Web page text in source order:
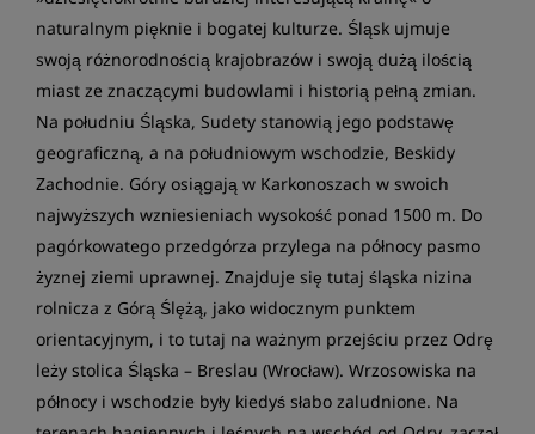
naturalnym pięknie i bogatej kulturze. Śląsk ujmuje
swoją różnorodnością krajobrazów i swoją dużą ilością
miast ze znaczącymi budowlami i historią pełną zmian.
Na południu Śląska, Sudety stanowią jego podstawę
geograficzną, a na południowym wschodzie, Beskidy
Zachodnie. Góry osiągają w Karkonoszach w swoich
najwyższych wzniesieniach wysokość ponad 1500 m. Do
pagórkowatego przedgórza przylega na północy pasmo
żyznej ziemi uprawnej. Znajduje się tutaj śląska nizina
rolnicza z Górą Ślężą, jako widocznym punktem
orientacyjnym, i to tutaj na ważnym przejściu przez Odrę
leży stolica Śląska – Breslau (Wrocław). Wrzosowiska na
północy i wschodzie były kiedyś słabo zaludnione. Na